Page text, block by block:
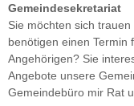
Gemeindesekretariat
Sie möchten sich
benötigen einen Termin
Angehörigen? Sie
Angebote unsere
Gemeindebüro